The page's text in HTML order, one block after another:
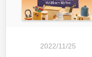
2022/11/25